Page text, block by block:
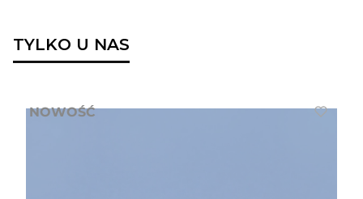
TYLKO U NAS
NOWOŚĆ